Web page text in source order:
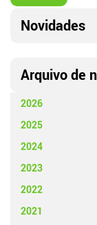
Novidades
Arquivo de
2026
2025
2024
2023
2022
2021